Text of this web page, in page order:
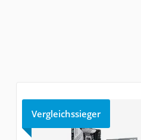
Vergleichssieger